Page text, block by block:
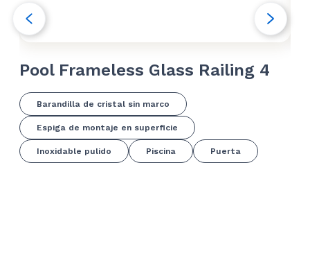
Pool Frameless Glass Railing 4
Barandilla de cristal sin marco
Espiga de montaje en superficie
Inoxidable pulido Piscina Puerta